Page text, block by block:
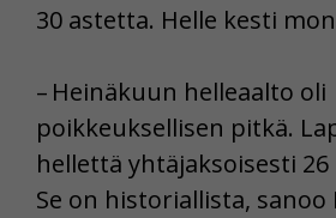
30 astetta. Helle kesti
– Heinäkuun helleaalto oli
poikkeuksellisen pitkä.
hellettä yhtäjaksoisesti 26
Se on historiallista,